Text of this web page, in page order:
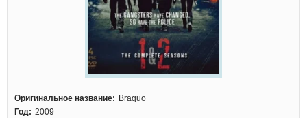
Оригинальное название: Braquo
Год: 2009